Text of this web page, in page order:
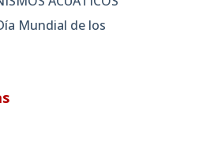
Mundial de los